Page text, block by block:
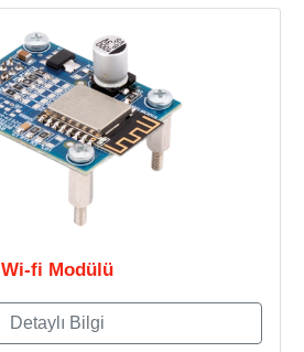
Wi-fi Modülü
Detaylı Bilgi